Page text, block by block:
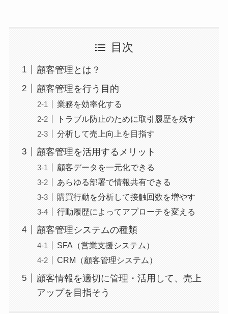
目次
顧客管理とは？
顧客管理を行う目的
業務を効率化する
トラブル防止のために取引履歴を残す
分析して売上向上を目指す
顧客管理を活用するメリット
顧客データを一元化できる
あらゆる部署で情報共有できる
購買行動を分析して接触回数を増やす
行動履歴によってアプローチを変える
顧客管理システムの種類
SFA（営業支援システム）
CRM（顧客管理システム）
顧客情報を適切に管理・活用して、売上
アップを目指そう